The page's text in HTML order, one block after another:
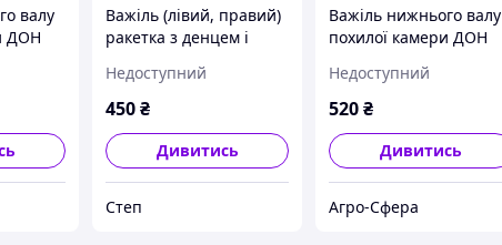
валу
ДОН
Важіль (лівий, правий)
ракетка з денцем і
нижнього валу похилої
камери ДОН-1500А/Б.
Недоступний
450₴
Дивитись
Степ
Важіль нижнього валу
похилої камери ДОН
денцем і підшипником
10.27.02.050 А
Недоступний
520₴
Дивитись
Агро-Сфера